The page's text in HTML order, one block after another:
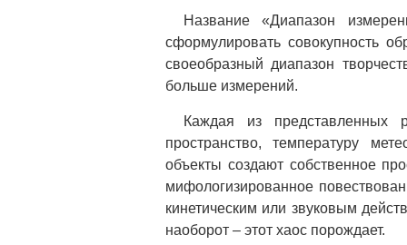
Название «Диапазон
сформулировать совокупность
своеобразный диапазон
больше измерений.
Каждая из представленных
пространство, температуру
объекты создают собственное
мифологизированное
кинетическим или звуковым
наоборот – этот хаос порождает.